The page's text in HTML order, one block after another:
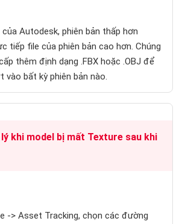
Autodesk, phiên bản thấp hơn
tiếp file của phiên bản cao hơn. Chúng
thêm định dạng .FBX hoặc .OBJ để
vào bất kỳ phiên bản nào.
khi model bị mất Texture sau khi
-> Asset Tracking, chọn các đường